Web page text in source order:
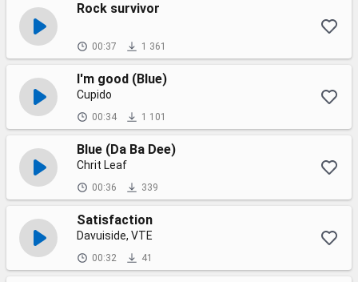
Rock survivor
00:37 1 361
I'm good (Blue)
Cupido
00:34 1 101
Blue (Da Ba Dee)
Chrit Leaf
00:36 339
Satisfaction
Davuiside, VTE
00:32 41